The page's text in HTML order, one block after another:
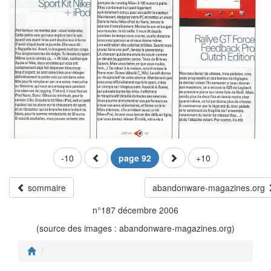
-10 page 92 +10
sommaire
abandonware-magazines.org
n°187 décembre 2006
(source des images : abandonware-magazines.org)